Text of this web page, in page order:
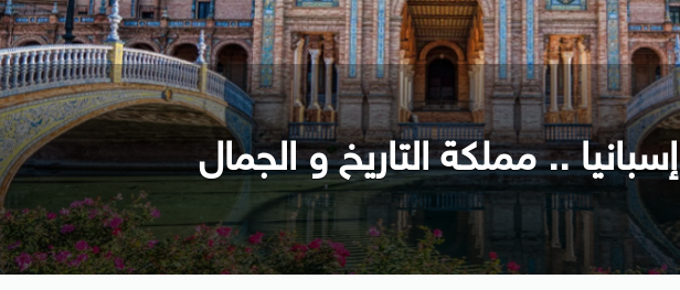
إسبانيا .. مملكة التاريخ و الجمال